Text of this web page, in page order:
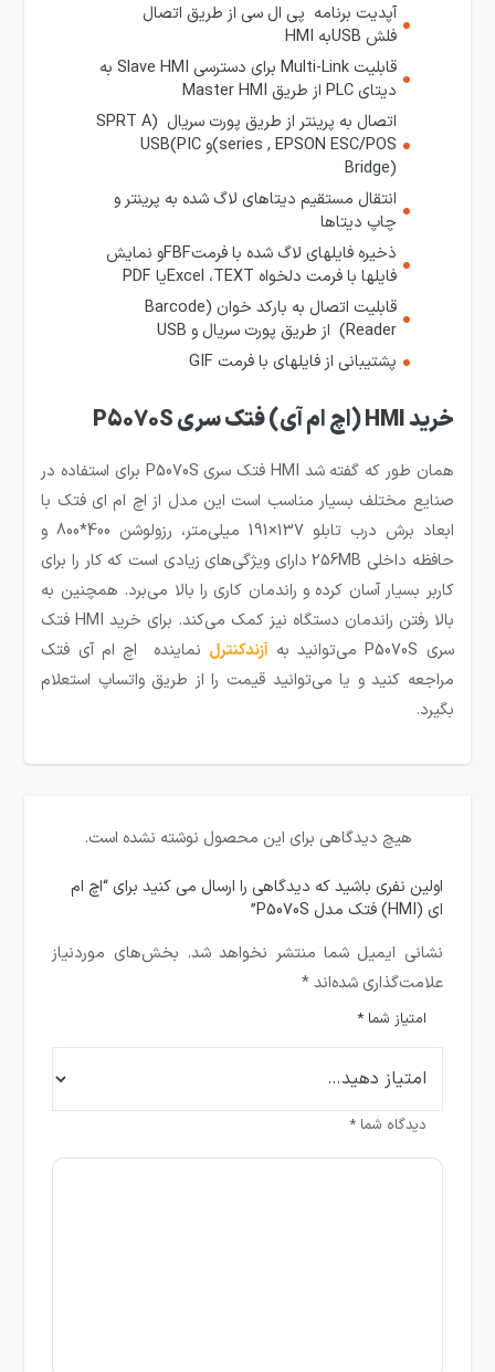
آپدیت برنامه پی ال سی از طریق اتصال
فلش USBبه HMI
قابلیت Multi-Link برای دسترسی Slave HMI به
دیتای PLC از طریق
Master HMI
اتصال به پرینتر از طریق پورت سریال
(SPRT A
series , EPSON ESC/POS) وUSB(PIC
Bridge)
انتقال مستقیم دیتاهای لاگ شده به پرینتر و
چاپ دیتاها
ذخیره فایلهای لاگ شده با فرمتFBFو نمایش
فایلها با فرمت دلخواه TEXT، Excelیا PDF
قابلیت اتصال به بارکد خوان (Barcode
Reader) از طریق پورت سریال و
USB
پشتیبانی از فایلهای با فرمت GIF
خرید HMI (اچ ام آی) فتک سری P5070S
همان طور که گفته شد HMI فتک سری P5070S برای استفاده در
صنایع مختلف بسیار مناسب است این مدل از اچ ام ای فتک با
ابعاد برش درب تابلو 137×191 میلی‌متر، رزولوشن 400*800 و
حافظه داخلی 256MB دارای ویژگی‌های زیادی است که کار را برای
کاربر بسیار آسان کرده و راندمان کاری را بالا می‌برد. همچنین به
بالا رفتن راندمان دستگاه نیز کمک می‌کند. برای خرید HMI فتک
سری P5070S می‌توانید به
آزندکنترل نماینده اچ ام آی فتک
مراجعه کنید و یا می‌توانید قیمت را از طریق واتساپ استعلام
بگیرد.
هیچ دیدگاهی برای این محصول نوشته نشده است.
اولین نفری باشید که دیدگاهی را ارسال می کنید برای “اچ ام
ای (HMI) فتک مدل P5070S”
نشانی ایمیل شما منتشر نخواهد شد. بخش‌های موردنیاز
علامت‌گذاری شده‌اند*
امتیاز شما*
دیدگاه شما*